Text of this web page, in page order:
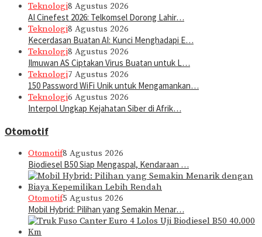
Teknologi8 Agustus 2026
AI Cinefest 2026: Telkomsel Dorong Lahir…
Teknologi8 Agustus 2026
Kecerdasan Buatan AI: Kunci Menghadapi E…
Teknologi8 Agustus 2026
Ilmuwan AS Ciptakan Virus Buatan untuk L…
Teknologi7 Agustus 2026
150 Password WiFi Unik untuk Mengamankan…
Teknologi6 Agustus 2026
Interpol Ungkap Kejahatan Siber di Afrik…
Otomotif
Otomotif8 Agustus 2026
Biodiesel B50 Siap Mengaspal, Kendaraan …
Otomotif5 Agustus 2026
Mobil Hybrid: Pilihan yang Semakin Menar…